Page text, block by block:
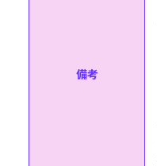
備考